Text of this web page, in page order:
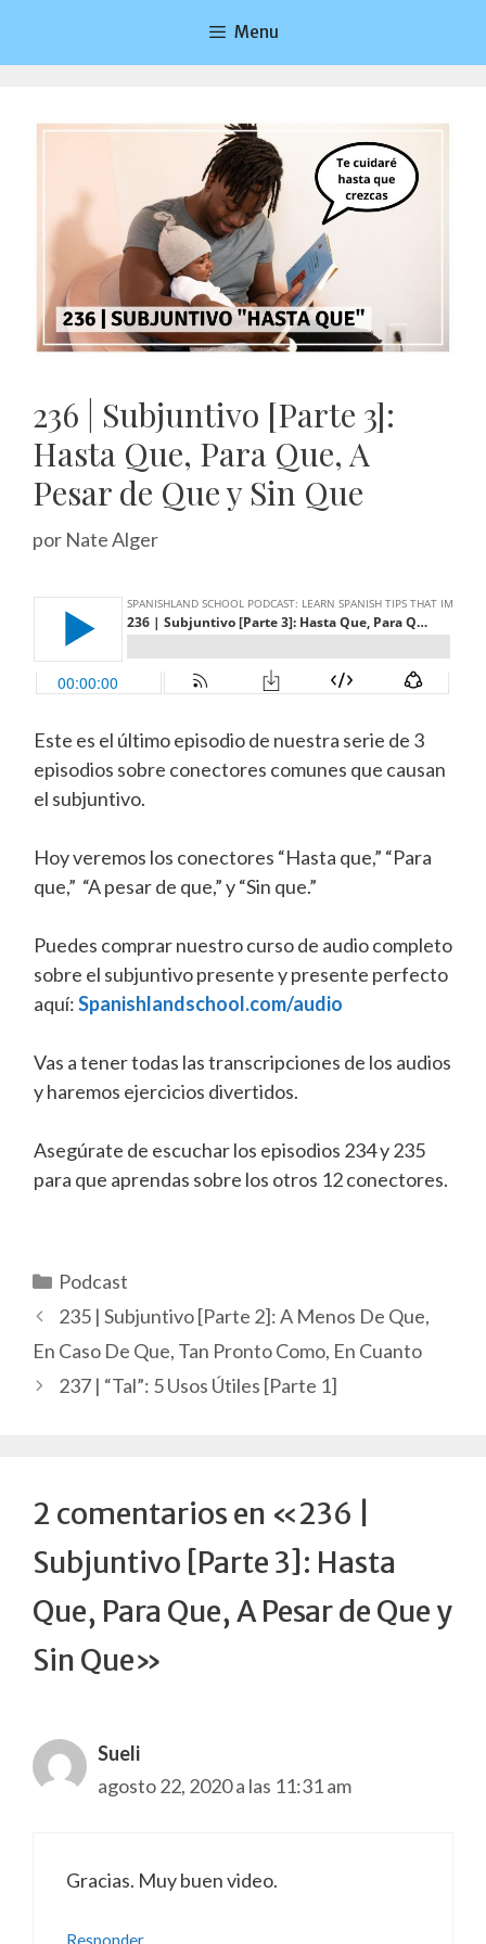
contenido
Menu
236 | Subjuntivo [Parte 3]:
Hasta Que, Para Que, A
Pesar de Que y Sin Que
por Nate Alger
Este es el último episodio de nuestra serie de 3
episodios sobre conectores comunes que causan
el subjuntivo.
Hoy veremos los conectores “Hasta que,” “Para
que,” “A pesar de que,” y “Sin que.”
Puedes comprar nuestro curso de audio completo
sobre el subjuntivo presente y presente perfecto
aquí:Spanishlandschool.com/audio
Vas a tener todas las transcripciones de los audios
y haremos ejercicios divertidos.
Asegúrate de escuchar los episodios 234 y 235
para que aprendas sobre los otros 12 conectores.
Categorías
Podcast
235 | Subjuntivo [Parte 2]: A Menos De Que,
En Caso De Que, Tan Pronto Como, En Cuanto
237 | “Tal”: 5 Usos Útiles [Parte 1]
2 comentarios en «236 |
Subjuntivo [Parte 3]: Hasta
Que, Para Que, A Pesar de Que y
Sin Que»
Sueli
agosto 22, 2020 a las 11:31 am
Gracias. Muy buen video.
Responder